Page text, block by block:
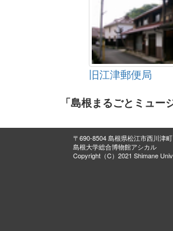
旧江津郵便局
「島根まるごとミュ
〒690-8504 島根県松江市西川津
島根大学総合博物館アシカル
Copyright（C）2021 Shimane